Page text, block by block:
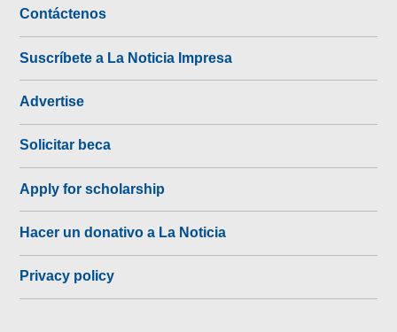
Contáctenos
Suscríbete a La Noticia Impresa
Advertise
Solicitar beca
Apply for scholarship
Hacer un donativo a La Noticia
Privacy policy